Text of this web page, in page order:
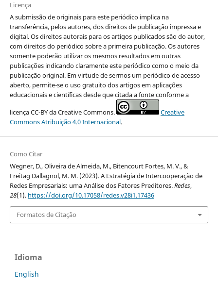
Licença
A submissão de originais para este periódico implica na
transferência, pelos autores, dos direitos de publicação impressa e
digital. Os direitos autorais para os artigos publicados são do autor,
com direitos do periódico sobre a primeira publicação. Os autores
somente poderão utilizar os mesmos resultados em outras
publicações indicando claramente este periódico como o meio da
publicação original. Em virtude de sermos um periódico de acesso
aberto, permite-se o uso gratuito dos artigos em aplicações
educacionais e científicas desde que citada a fonte conforme a
licença CC-BY da Creative Commons.
Creative
Commons Atribuição 4.0 Internacional.
Como Citar
Wegner, D., Oliveira de Almeida, M., Bitencourt Fortes, M. V., &
Freitag Dallagnol, M. M. (2023). A Estratégia de Intercooperação de
Redes Empresariais: uma Análise dos Fatores Preditores.Redes,
28(1). https://doi.org/10.17058/redes.v28i1.17436
Formatos de Citação
Idioma
English